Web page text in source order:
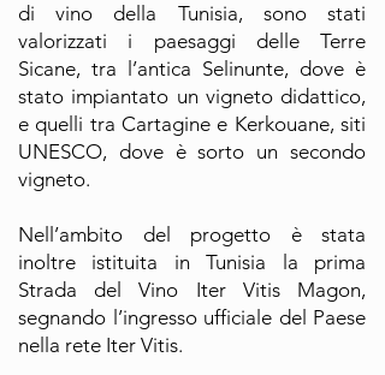
di vino della Tunisia, sono stati
valorizzati i paesaggi delle Terre
Sicane, tra l’antica Selinunte, dove è
stato impiantato un vigneto didattico,
e quelli tra Cartagine e Kerkouane, siti
UNESCO, dove è sorto un secondo
vigneto.
Nell’ambito del progetto è stata
inoltre istituita in Tunisia la prima
Strada del Vino Iter Vitis Magon,
segnando l’ingresso ufficiale del Paese
nella rete Iter Vitis.